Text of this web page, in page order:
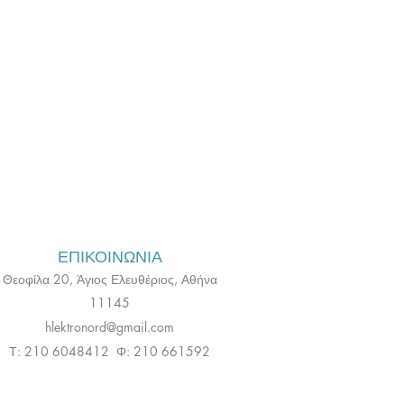
ΕΠΙΚΟΙΝΩΝΙΑ
Θεοφίλα 20, Άγιος Ελευθέριος, Αθήνα
11145
hlektronord@gmail.com
Τ: 210 6048412 Φ: 210 661592